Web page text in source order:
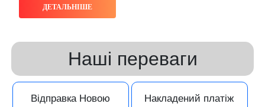
ДЕТАЛЬНІШЕ
Наші переваги
Відправка Новою
Накладений платіж